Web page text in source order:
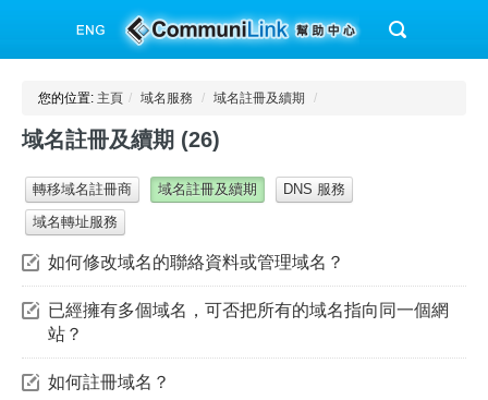
您的位置: 主頁 / 域名服務 / 域名註冊及續期 /
域名註冊及續期 (26)
轉移域名註冊商 域名註冊及續期
DNS 服務
域名轉址服務
如何修改域名的聯絡資料或管理域名？
已經擁有多個域名，可否把所有的域名指向同一個網
站？
如何註冊域名？